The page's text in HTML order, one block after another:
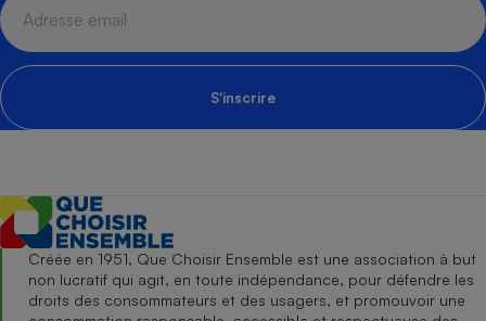
S'inscrire
Créée en 1951, Que Choisir Ensemble est une association à but
non lucratif qui agit, en toute indépendance, pour défendre les
droits des consommateurs et des usagers, et promouvoir une